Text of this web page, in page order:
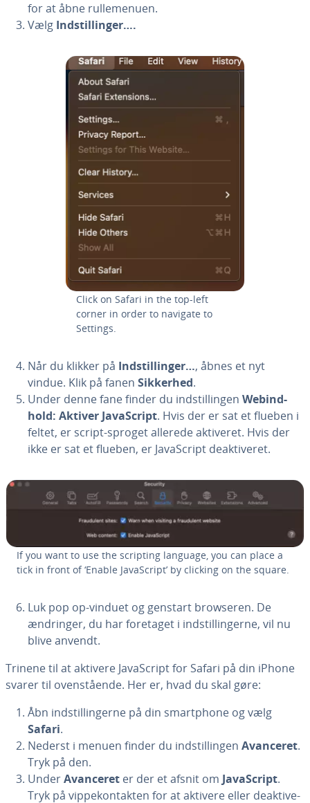
for at åbne rul­le­me­nu­en.
Vælg Indstil­lin­ger….
Click on Safari in the top-left
corner in order to navigate to
Settings.
Når du klikker på Indstil­lin­ger…, åbnes et nyt
vindue. Klik på fanen Sikkerhed.
Under denne fane finder du indstil­lin­gen We­bind­
hold: Aktiver Ja­va­Script. Hvis der er sat et flueben i
feltet, er script-sproget allerede aktiveret. Hvis der
ikke er sat et flueben, er Ja­va­Script de­ak­ti­ve­ret.
If you want to use the scripting language, you can place a
tick in front of ‘Enable Ja­va­Script’ by clicking on the square.
Luk pop op-vinduet og genstart browseren. De
ændringer, du har foretaget i indstil­lin­ger­ne, vil nu
blive anvendt.
Trinene til at aktivere Ja­va­Script for Safari på din iPhone
svarer til oven­stå­en­de. Her er, hvad du skal gøre:
Åbn indstil­lin­ger­ne på din smartp­ho­ne og vælg
Safari.
Nederst i menuen finder du indstil­lin­gen Avanceret.
Tryk på den.
UnderAvanceret er der et afsnit om Ja­va­Script.
Tryk på vip­pe­kon­tak­ten for at aktivere eller de­ak­ti­ve­